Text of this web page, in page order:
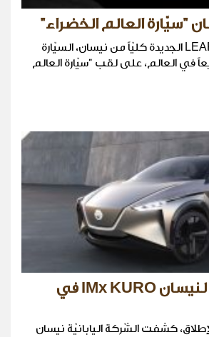
حصلت سيّارة LEAF 2018 الجديدة كليّاً من نيسان، السيّارة
في العالم، على لقب "سيّارة العالم
نموذج اختباريّ لنيسان IMx KURO في
كشفت الشّركة اليابانيّة نيسان